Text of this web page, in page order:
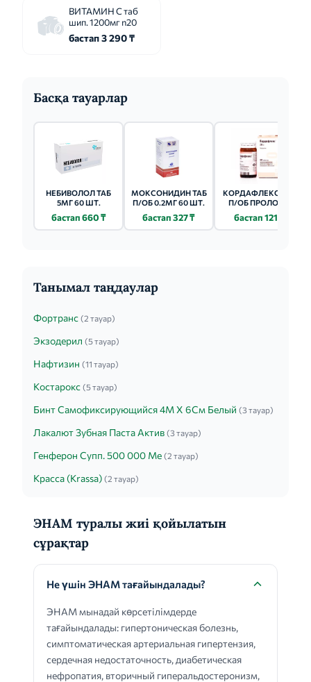
ВИТАМИН С таб
шип. 1200мг n20
бастап 3 290 ₸
Басқа тауарлар
НЕБИВОЛОЛ ТАБ
5МГ 60 ШТ.
бастап 660 ₸
МОКСОНИДИН ТАБ
П/ОБ 0.2МГ 60 ШТ.
бастап 327 ₸
КОРДАФЛЕКС ТАБ
П/ОБ ПРОЛОНГ.
бастап 121 ₸
Танымал таңдаулар
Фортранс (2 тауар)
Экзодерил (5 тауар)
Нафтизин (11 тауар)
Костарокс (5 тауар)
Бинт Самофиксирующийся 4М Х 6См Белый (3 тауар)
Лакалют Зубная Паста Актив (3 тауар)
Генферон Супп. 500 000 Ме (2 тауар)
Красса (Krassa) (2 тауар)
ЭНАМ туралы жиі қойылатын
сұрақтар
Не үшін ЭНАМ тағайындалады?
ЭНАМ мынадай көрсетілімдерде
тағайындалады: гипертоническая болезнь,
симптоматическая артериальная гипертензия,
сердечная недостаточность, диабетическая
нефропатия, вторичный гиперальдостеронизм,